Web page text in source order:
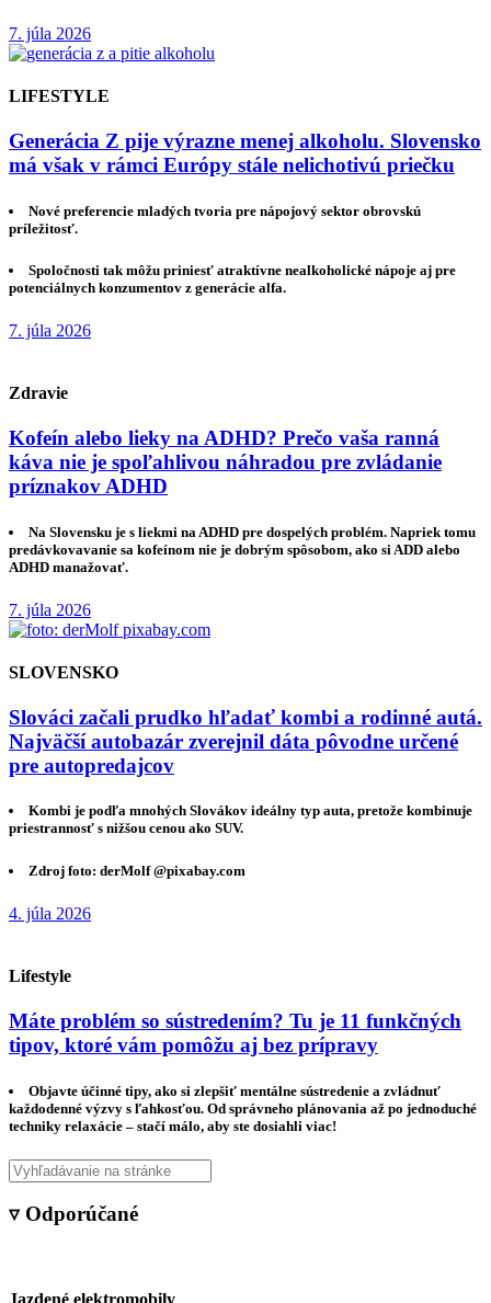
7. júla 2026
LIFESTYLE
Generácia Z pije výrazne menej alkoholu. Slovensko
má však v rámci Európy stále nelichotivú priečku
Nové preferencie mladých tvoria pre nápojový sektor obrovskú
príležitosť.
Spoločnosti tak môžu priniesť atraktívne nealkoholické nápoje aj pre
potenciálnych konzumentov z generácie alfa.
7. júla 2026
Zdravie
Kofeín alebo lieky na ADHD? Prečo vaša ranná
káva nie je spoľahlivou náhradou pre zvládanie
príznakov ADHD
Na Slovensku je s liekmi na ADHD pre dospelých problém. Napriek tomu
predávkovavanie sa kofeínom nie je dobrým spôsobom, ako si ADD alebo
ADHD manažovať.
7. júla 2026
SLOVENSKO
Slováci začali prudko hľadať kombi a rodinné autá.
Najväčší autobazár zverejnil dáta pôvodne určené
pre autopredajcov
Kombi je podľa mnohých Slovákov ideálny typ auta, pretože kombinuje
priestrannosť s nižšou cenou ako SUV.
Zdroj foto: derMolf @pixabay.com
4. júla 2026
Lifestyle
Máte problém so sústredením? Tu je 11 funkčných
tipov, ktoré vám pomôžu aj bez prípravy
Objavte účinné tipy, ako si zlepšiť mentálne sústredenie a zvládnuť
každodenné výzvy s ľahkosťou. Od správneho plánovania až po jednoduché
techniky relaxácie – stačí málo, aby ste dosiahli viac!
▿ Odporúčané